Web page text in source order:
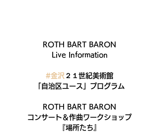
ROTH BART BARON
Live Information
#金沢 ２１世紀美術館
「自治区ユース」プログラム
ROTH BART BARON
コンサート＆作曲ワークショップ
『場所たち』